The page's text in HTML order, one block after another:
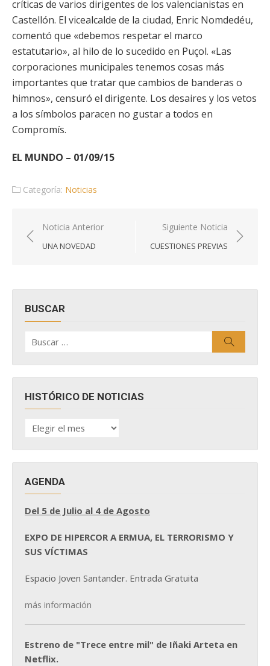
críticas de varios dirigentes de los valencianistas en
Castellón. El vicealcalde de la ciudad, Enric Nomdedéu,
comentó que «debemos respetar el marco
estatutario», al hilo de lo sucedido en Puçol. «Las
corporaciones municipales tenemos cosas más
importantes que tratar que cambios de banderas o
himnos», censuró el dirigente. Los desaires y los vetos
a los símbolos paracen no gustar a todos en
Compromís.
EL MUNDO – 01/09/15
Categoría: Noticias
Navegación
de
Noticia Anterior
UNA NOVEDAD
Siguiente Noticia
CUESTIONES PREVIAS
BUSCAR
por:
HISTÓRICO DE NOTICIAS
HISTÓRICO
DE
AGENDA
Del 5 de Julio al 4 de Agosto
EXPO DE HIPERCOR A ERMUA, EL TERRORISMO Y
SUS VÍCTIMAS
Espacio Joven Santander. Entrada Gratuita
más información
Estreno de "Trece entre mil" de Iñaki Arteta en
Netflix.